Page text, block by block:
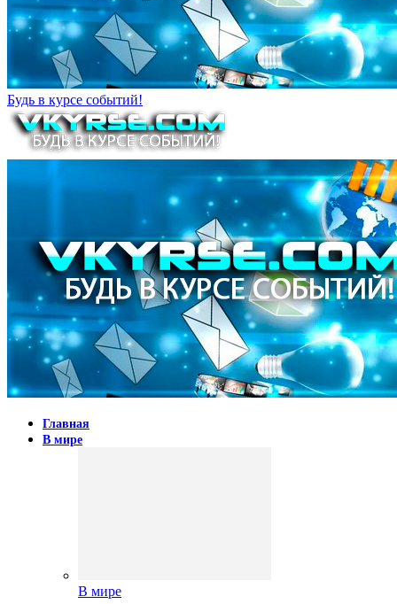
Будь в курсе событий!
Главная
В мире
В мире